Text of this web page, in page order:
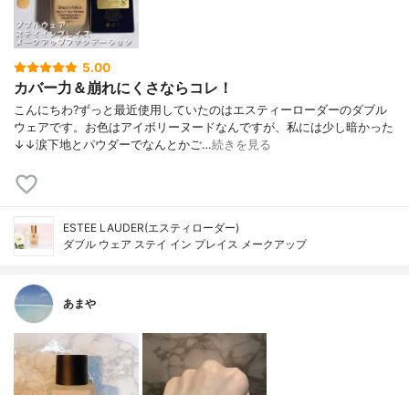
5.00
カバー力＆崩れにくさならコレ！
こんにちわ?ずっと最近使用していたのはエスティーローダーのダブル
ウェアです。お色はアイボリーヌードなんですが、私には少し暗かった
↓↓涙下地とパウダーでなんとかご…続きを見る
ESTEE LAUDER(エスティローダー)
ダブル ウェア ステイ イン プレイス メークアップ
あまや